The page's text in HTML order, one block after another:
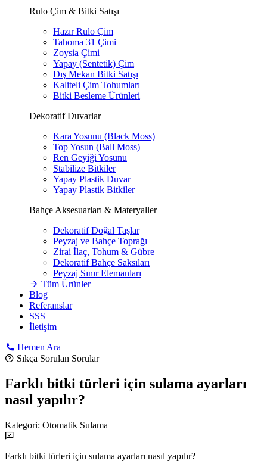
Rulo Çim & Bitki Satışı
Hazır Rulo Çim
Tahoma 31 Çimi
Zoysia Çimi
Yapay (Sentetik) Çim
Dış Mekan Bitki Satışı
Kaliteli Çim Tohumları
Bitki Besleme Ürünleri
Dekoratif Duvarlar
Kara Yosunu (Black Moss)
Top Yosun (Ball Moss)
Ren Geyiği Yosunu
Stabilize Bitkiler
Yapay Plastik Duvar
Yapay Plastik Bitkiler
Bahçe Aksesuarları & Materyaller
Dekoratif Doğal Taşlar
Peyzaj ve Bahçe Toprağı
Zirai İlaç, Tohum & Gübre
Dekoratif Bahçe Saksıları
Peyzaj Sınır Elemanları
Tüm Ürünler
Blog
Referanslar
SSS
İletişim
Hemen Ara
Sıkça Sorulan Sorular
Farklı bitki türleri için sulama ayarları
nasıl yapılır?
Kategori: Otomatik Sulama
Farklı bitki türleri için sulama ayarları nasıl yapılır?